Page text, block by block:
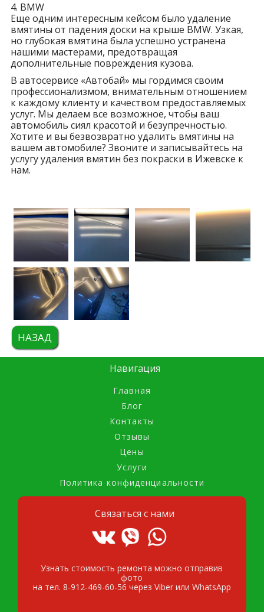
4. BMW
Еще одним интересным кейсом было удаление
вмятины от падения доски на крыше BMW. Узкая,
но глубокая вмятина была успешно устранена
нашими мастерами, предотвращая
дополнительные повреждения кузова.
В автосервисе «Автобай» мы гордимся своим
профессионализмом, внимательным отношением
к каждому клиенту и качеством предоставляемых
услуг. Мы делаем все возможное, чтобы ваш
автомобиль сиял красотой и безупречностью.
Хотите и вы безвозвратно удалить вмятины на
вашем автомобиле? Звоните и записывайтесь на
услугу удаления вмятин без покраски в Ижевске к
нам.
НАЗАД
Навигация
Главная
Блог
Контакты
Отзывы
Цены
Услуги
Политика конфиденциальности
Связаться с нами
Узнать стоимость ремонта можно отправив
фото
на тел. 8-912-469-60-56 через Viber или WhatsApp